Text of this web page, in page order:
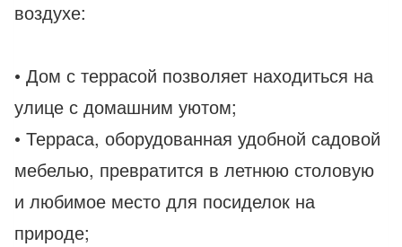
воздухе:
• Дом с террасой позволяет находиться на
улице с домашним уютом;
• Терраса, оборудованная удобной садовой
мебелью, превратится в летнюю столовую
и любимое место для посиделок на
природе;